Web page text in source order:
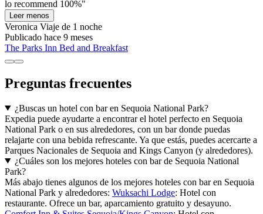
lo recommend 100%"
Leer menos
Veronica Viaje de 1 noche
Publicado hace 9 meses
The Parks Inn Bed and Breakfast
Preguntas frecuentes
¿Buscas un hotel con bar en Sequoia National Park?
Expedia puede ayudarte a encontrar el hotel perfecto en Sequoia
National Park o en sus alrededores, con un bar donde puedas
relajarte con una bebida refrescante. Ya que estás, puedes acercarte a
Parques Nacionales de Sequoia and Kings Canyon (y alrededores).
¿Cuáles son los mejores hoteles con bar de Sequoia National
Park?
Más abajo tienes algunos de los mejores hoteles con bar en Sequoia
National Park y alrededores: Wuksachi Lodge: Hotel con
restaurante. Ofrece un bar, aparcamiento gratuito y desayuno.